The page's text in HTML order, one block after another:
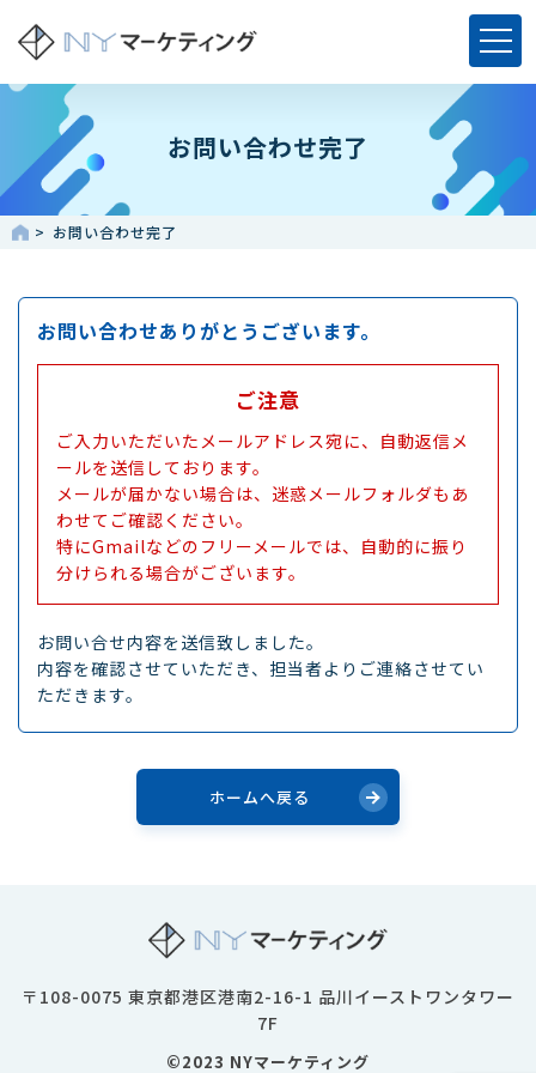
お問い合わせ完了
お問い合わせ完了
お問い合わせありがとうございます。
ご注意
ご入力いただいたメールアドレス宛に、自動返信メ
ールを送信しております。
メールが届かない場合は、迷惑メールフォルダもあ
わせてご確認ください。
特にGmailなどのフリーメールでは、自動的に振り
分けられる場合がございます。
お問い合せ内容を送信致しました。
内容を確認させていただき、担当者よりご連絡させてい
ただきます。
ホームへ戻る
〒108-0075 東京都港区港南2-16-1 品川イーストワンタワー
7F
©2023 NYマーケティング